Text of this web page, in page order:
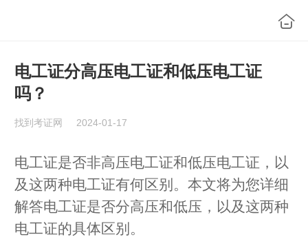
电工证分高压电工证和低压电工证
吗？
找到考证网 2024-01-17
电工证是否非高压电工证和低压电工证，以
及这两种电工证有何区别。本文将为您详细
解答电工证是否分高压和低压，以及这两种
电工证的具体区别。